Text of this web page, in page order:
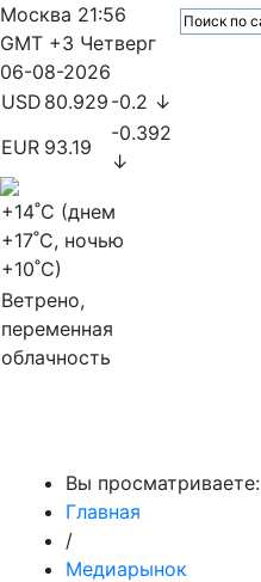
Москва 21:56
GMT +3 Четверг
06-08-2026
USD 80.929 -0.2 ↓
EUR 93.19
-0.392
↓
+14˚C (днем
+17˚C, ночью
+10˚C)
Ветрено,
переменная
облачность
Вы просматриваете:
Главная
/
Медиарынок